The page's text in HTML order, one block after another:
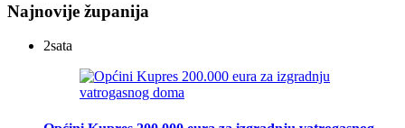
Najnovije županija
2sata